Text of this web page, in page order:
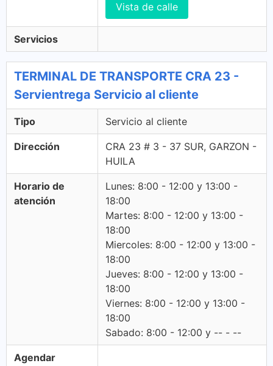
Vista de calle
Servicios
TERMINAL DE TRANSPORTE CRA 23 -
Servientrega Servicio al cliente
Tipo Servicio al cliente
Dirección
CRA 23 # 3 - 37 SUR, GARZON -
HUILA
Horario de
atención
Lunes: 8:00 - 12:00 y 13:00 -
18:00
Martes: 8:00 - 12:00 y 13:00 -
18:00
Miercoles: 8:00 - 12:00 y 13:00 -
18:00
Jueves: 8:00 - 12:00 y 13:00 -
18:00
Viernes: 8:00 - 12:00 y 13:00 -
18:00
Sabado: 8:00 - 12:00 y -- - --
Agendar